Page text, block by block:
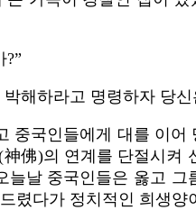
해하라고 명령하자 당
국인들에게 대를 이
佛)의 연계를 단절시켜
날 중국인들은 옳고
렸다가 정치적인 희생양